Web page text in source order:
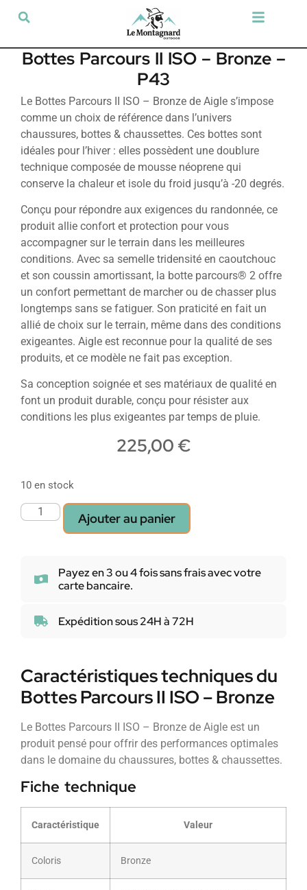
Bottes Parcours II ISO – Bronze –
P43
Le Bottes Parcours II ISO – Bronze de Aigle s’impose
comme un choix de référence dans l’univers
chaussures, bottes & chaussettes. Ces bottes sont
idéales pour l’hiver : elles possèdent une doublure
technique composée de mousse néoprene qui
conserve la chaleur et isole du froid jusqu’à -20 degrés.
Conçu pour répondre aux exigences du randonnée, ce
produit allie confort et protection pour vous
accompagner sur le terrain dans les meilleures
conditions. Avec sa semelle tridensité en caoutchouc
et son coussin amortissant, la botte parcours® 2 offre
un confort permettant de marcher ou de chasser plus
longtemps sans se fatiguer. Son praticité en fait un
allié de choix sur le terrain, même dans des conditions
exigeantes. Aigle est reconnue pour la qualité de ses
produits, et ce modèle ne fait pas exception.
Sa conception soignée et ses matériaux de qualité en
font un produit durable, conçu pour résister aux
conditions les plus exigeantes par temps de pluie.
225,00 €
10 en stock
Ajouter au panier
Payez en 3 ou 4 fois sans frais avec votre
carte bancaire.
Expédition sous 24H à 72H
Caractéristiques techniques du
Bottes Parcours II ISO – Bronze
Le Bottes Parcours II ISO – Bronze de Aigle est un
produit pensé pour offrir des performances optimales
dans le domaine du chaussures, bottes & chaussettes.
Fiche technique
Caractéristique Valeur
Coloris Bronze